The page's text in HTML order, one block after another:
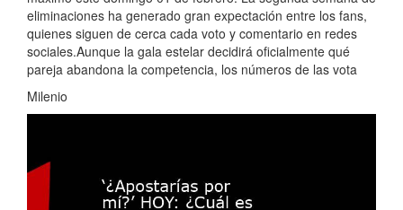
eliminaciones ha generado gran expectación entre los fans,
quienes siguen de cerca cada voto y comentario en redes
sociales.Aunque la gala estelar decidirá oficialmente qué
pareja abandona la competencia, los números de las vota
Milenio